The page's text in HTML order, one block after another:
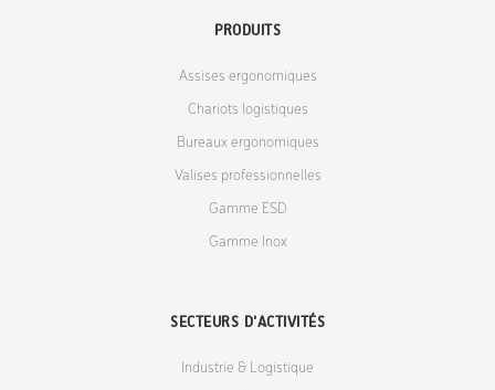
PRODUITS
Assises ergonomiques
Chariots logistiques
Bureaux ergonomiques
Valises professionnelles
Gamme ESD
Gamme Inox
SECTEURS D'ACTIVITÉS
Industrie & Logistique